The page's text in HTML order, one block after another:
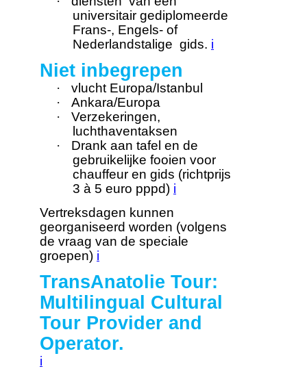
universitair gediplomeerde
Frans-, Engels- of
Nederlandstalige gids. i
Niet inbegrepen
·
vlucht Europa/Istanbul
·
Ankara/Europa
·
Verzekeringen,
luchthaventaksen
·
Drank aan tafel en de
gebruikelijke fooien voor
chauffeur en gids (richtprijs
3 à 5 euro pppd) i
Vertreksdagen kunnen
georganiseerd worden (volgens
de vraag van de speciale
groepen) i
TransAnatolie Tour:
Multilingual Cultural
Tour Provider and
Operator.
i